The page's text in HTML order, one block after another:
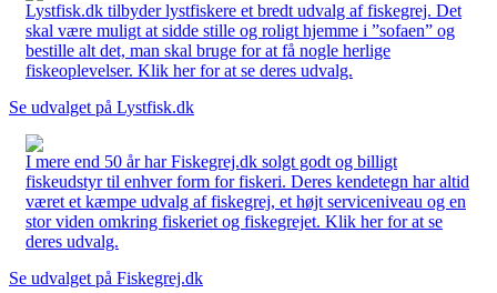
Lystfisk.dk tilbyder lystfiskere et bredt udvalg af fiskegrej. Det
skal være muligt at sidde stille og roligt hjemme i ”sofaen” og
bestille alt det, man skal bruge for at få nogle herlige
fiskeoplevelser. Klik her for at se deres udvalg.
Se udvalget på Lystfisk.dk
I mere end 50 år har Fiskegrej.dk solgt godt og billigt
fiskeudstyr til enhver form for fiskeri. Deres kendetegn har altid
været et kæmpe udvalg af fiskegrej, et højt serviceniveau og en
stor viden omkring fiskeriet og fiskegrejet. Klik her for at se
deres udvalg.
Se udvalget på Fiskegrej.dk